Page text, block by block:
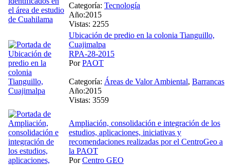
Categoría: Tecnología
Año:2015
Vistas: 2255
Ubicación de predio en la colonia Tianguillo,
Cuajimalpa
RPA-28-2015
PorPAOT
Categoría: Áreas de Valor Ambiental, Barrancas
Año:2015
Vistas: 3559
Ampliación, consolidación e integración de los
estudios, aplicaciones, iniciativas y
recomendaciones realizadas por el CentroGeo a
la PAOT
PorCentro GEO